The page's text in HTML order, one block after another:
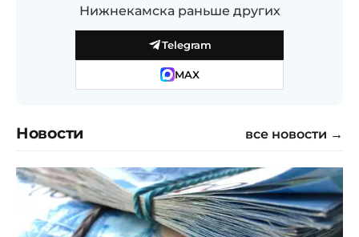
Нижнекамска раньше других
Telegram
MAX
Новости все новости →